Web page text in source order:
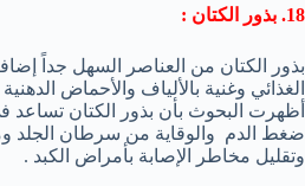
18. بذور الكتان :
بذور الكتان من العناصر السهل جداً
الغذائي وغنية بالألياف والأحماض
أظهرت البحوث بأن بذور الكتان تساعد
ضغط الدم والوقاية من سرطان الجلد
وتقليل مخاطر الإصابة بأمراض الكبد .